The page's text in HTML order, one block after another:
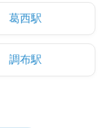
葛西駅
調布駅